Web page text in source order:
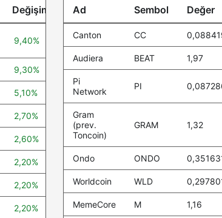
-1.4%
-3%
0%
-0.2%
-1.6%
Değişim
9,40%
9,30%
5,10%
2,70%
2,60%
2,20%
2,20%
2,20%
Ad Sembol Değer
Canton CC
Audiera BEAT 1,97
Pi
Network
PI
Gram
(prev.
Toncoin)
GRAM 1,32
Ondo ONDO
Worldcoin WLD
MemeCore M 1,16